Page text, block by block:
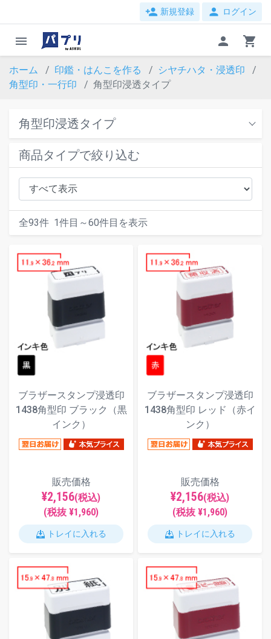
person_add 新規登録 person ログイン
menu person shopping_cart
ホーム 印鑑・はんこを作る
シヤチハタ・浸透印
角型印・一行印
角型印浸透タイプ
角型印浸透タイプ
商品タイプで絞り込む
全93件 1件目～60件目を表示
ブラザースタンプ浸透印
1438角型印 ブラック（黒
インク）
販売価格
¥2,156(税込)
(税抜 ¥1,960)
トレイに入れる
ブラザースタンプ浸透印
1438角型印 レッド（赤イ
ンク）
販売価格
¥2,156(税込)
(税抜 ¥1,960)
トレイに入れる